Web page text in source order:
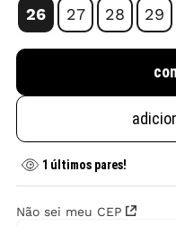
26 27 28 29
1 últimos pares!
Não sei meu CEP